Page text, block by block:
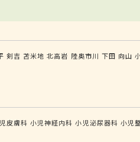
剣吉 苫米地 北高岩 陸奥市川 下田 向山
皮膚科 小児神経内科 小児泌尿器科 小児